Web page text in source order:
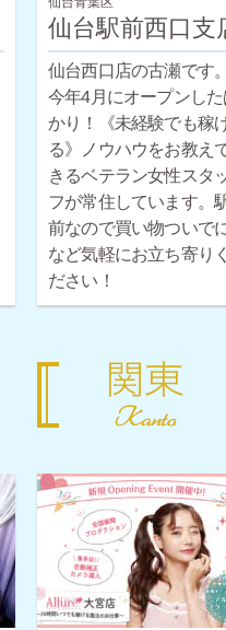
仙台駅前西口支
仙台西口店の古瀬です
今年4月にオープンし
かり！《未経験でも稼
る》ノウハウをお教え
きるベテラン女性スタ
フが常住しています。
前なので買い物ついで
など気軽にお立ち寄り
ださい！